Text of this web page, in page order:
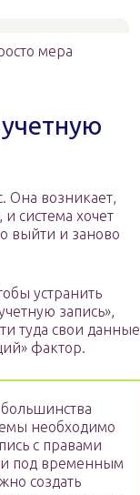
мера
Она возникает,
система хочет
выйти и заново
устранить
запись»,
туда свои данные
фактор.
необходимо
с правами
под временным
создать